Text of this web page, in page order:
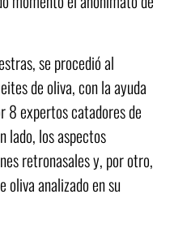
se procedió al
de oliva, con la ayuda
8 expertos catadores de
lado, los aspectos
retronasales y, por otro,
oliva analizado en su